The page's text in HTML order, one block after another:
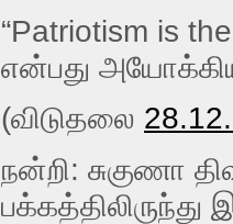
“Patriotism is
என்பது
(விடுதலை
நன்றி: சுகுணா